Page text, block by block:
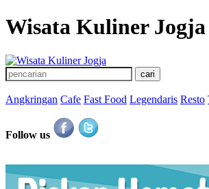
Wisata Kuliner Jogja
Angkringan Cafe Fast Food Legendaris Resto
Follow us